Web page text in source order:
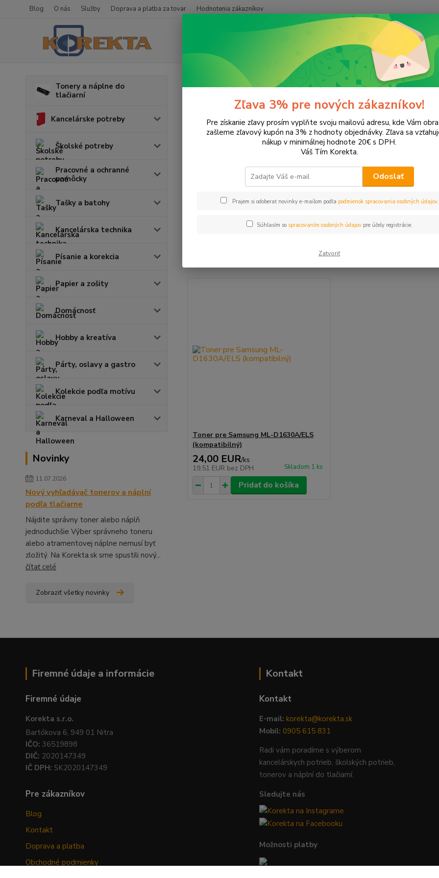
Blog O nás Služby Doprava a platba za tovar Hodnotenia zákazníkov
Tonery a náplne do
tlačiarní
Kancelárske potreby
Školské potreby
Pracovné a ochranné
pomôcky
Tašky a batohy
Kancelárska technika
Písanie a korekcia
Papier a zošity
Domácnosť
Hobby a kreatíva
Párty, oslavy a gastro
Kolekcie podľa motívu
Karneval a Halloween
Novinky
11.07.2026
Nový vyhľadávač tonerov a náplní
podľa tlačiarne
Nájdite správny toner alebo náplň
jednoduchšie Výber správneho toneru
alebo atramentovej náplne nemusí byť
zložitý. Na Korekta.sk sme spustili nový...
čítať celé
Zobraziť všetky novinky
Tonery a náplne do tlačiarní SAMSUNG ML-1630
ML-1630
Upresniť parametre
EUR Od
Toner pre Samsung ML-D1630A/ELS
(kompatibilný)
24,00 EUR/ks
19,51 EUR bez DPH Skladom 1 ks
Pridať do košíka
Firemné údaje a informácie
Firemné údaje
Korekta s.r.o.
Bartókova 6, 949 01 Nitra
IČO: 36519898
DIČ: 2020147349
IČ DPH: SK2020147349
Pre zákazníkov
Blog
Kontakt
Doprava a platba
Obchodné podmienky
Kontakt
Kontakt
E-mail: korekta@korekta.sk
Mobil: 0905 615 831
Radi vám poradíme s výberom
kancelárskych potrieb, školských potrieb,
tonerov a náplní do tlačiarní.
Sledujte nás
Možnosti platby
Zľava 3% pre nových zákazníkov!
Pre získanie zľavy prosím vyplňte svoju mailovú adresu, kde Vám
zašleme zľavový kupón na 3% z hodnoty objednávky. Zľava sa
nákup v minimálnej hodnote 20€ s DPH.
Váš Tím Korekta.
Odoslať
Prajem si odoberať novinky e-mailom podľa podmienok spracovania osobných údajov.
Súhlasím so spracovaním osobných údajovpre účely registrácie.
Zatvoriť